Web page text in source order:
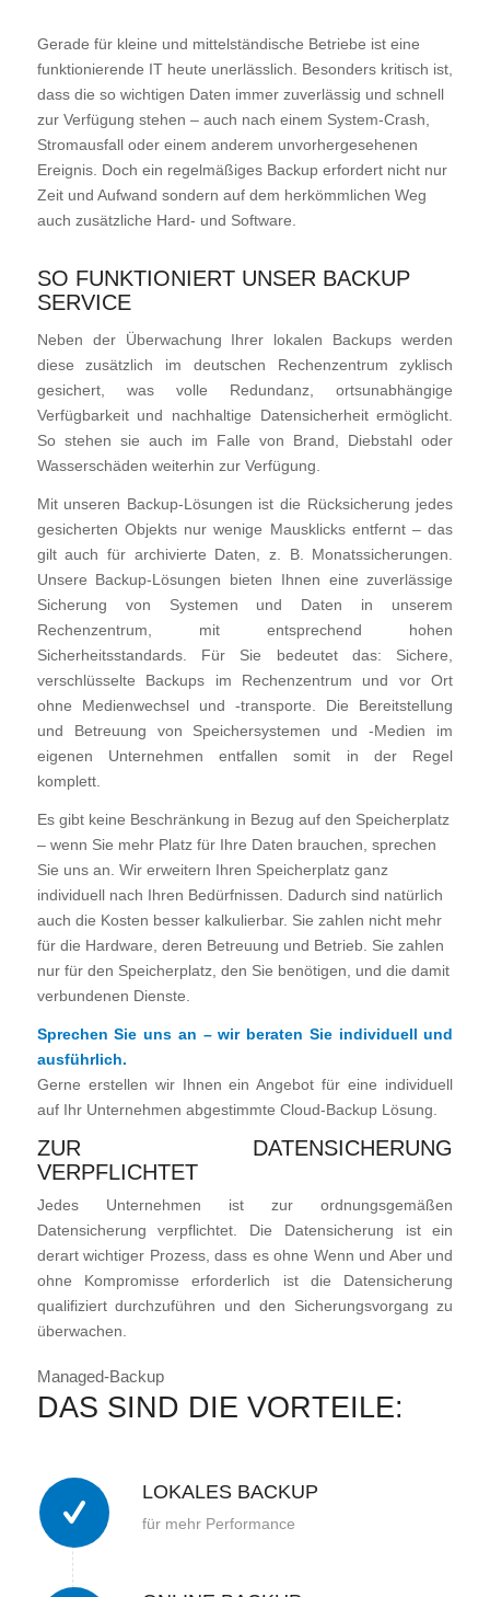
Gerade für kleine und mittelständische Betriebe ist eine
funktionierende IT heute unerlässlich. Besonders kritisch ist,
dass die so wichtigen Daten immer zuverlässig und schnell
zur Verfügung stehen – auch nach einem System-Crash,
Stromausfall oder einem anderem unvorhergesehenen
Ereignis. Doch ein regelmäßiges Backup erfordert nicht nur
Zeit und Aufwand sondern auf dem herkömmlichen Weg
auch zusätzliche Hard- und Software.
SO FUNKTIONIERT UNSER BACKUP
SERVICE
Neben der Überwachung Ihrer lokalen Backups werden
diese zusätzlich im deutschen Rechenzentrum zyklisch
gesichert, was volle Redundanz, ortsunabhängige
Verfügbarkeit und nachhaltige Datensicherheit ermöglicht.
So stehen sie auch im Falle von Brand, Diebstahl oder
Wasserschäden weiterhin zur Verfügung.
Mit unseren Backup-Lösungen ist die Rücksicherung jedes
gesicherten Objekts nur wenige Mausklicks entfernt – das
gilt auch für archivierte Daten, z. B. Monatssicherungen.
Unsere Backup-Lösungen bieten Ihnen eine zuverlässige
Sicherung von Systemen und Daten in unserem
Rechenzentrum, mit entsprechend hohen
Sicherheitsstandards. Für Sie bedeutet das: Sichere,
verschlüsselte Backups im Rechenzentrum und vor Ort
ohne Medienwechsel und -transporte. Die Bereitstellung
und Betreuung von Speichersystemen und -Medien im
eigenen Unternehmen entfallen somit in der Regel
komplett.
Es gibt keine Beschränkung in Bezug auf den Speicherplatz
– wenn Sie mehr Platz für Ihre Daten brauchen, sprechen
Sie uns an. Wir erweitern Ihren Speicherplatz ganz
individuell nach Ihren Bedürfnissen. Dadurch sind natürlich
auch die Kosten besser kalkulierbar. Sie zahlen nicht mehr
für die Hardware, deren Betreuung und Betrieb. Sie zahlen
nur für den Speicherplatz, den Sie benötigen, und die damit
verbundenen Dienste.
Sprechen Sie uns an – wir beraten Sie individuell und
ausführlich.
Gerne erstellen wir Ihnen ein Angebot für eine individuell
auf Ihr Unternehmen abgestimmte Cloud-Backup Lösung.
ZUR DATENSICHERUNG
VERPFLICHTET
Jedes Unternehmen ist zur ordnungsgemäßen
Datensicherung verpflichtet. Die Datensicherung ist ein
derart wichtiger Prozess, dass es ohne Wenn und Aber und
ohne Kompromisse erforderlich ist die Datensicherung
qualifiziert durchzuführen und den Sicherungsvorgang zu
überwachen.
Managed-Backup
DAS SIND DIE VORTEILE:
LOKALES BACKUP
für mehr Performance